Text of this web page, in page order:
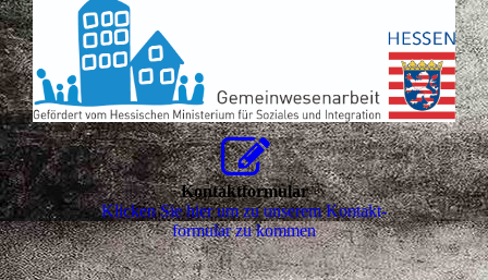
Kontaktformular
Klicken Sie hier um zu unserem Kon­takt­
for­mu­lar zu kommen